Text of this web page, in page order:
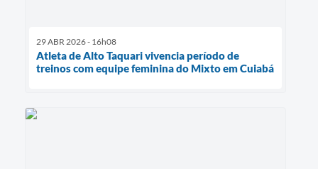
29 ABR 2026 - 16h08
Atleta de Alto Taquari vivencia período de
treinos com equipe feminina do Mixto em Cuiabá